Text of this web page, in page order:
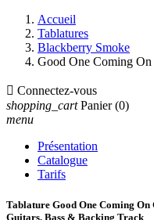
Accueil
Tablatures
Blackberry Smoke
Good One Coming On
 Connectez-vous
shopping_cart Panier (0)
menu
Présentation
Catalogue
Tarifs
Tablature Good One Coming
Guitars, Bass & Backing Track